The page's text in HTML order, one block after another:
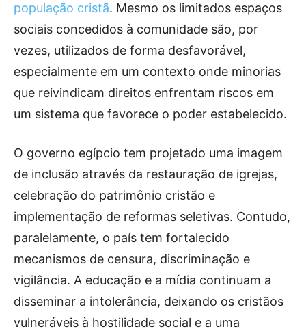
população cristã. Mesmo os limitados espaços
sociais concedidos à comunidade são, por
vezes, utilizados de forma desfavorável,
especialmente em um contexto onde minorias
que reivindicam direitos enfrentam riscos em
um sistema que favorece o poder estabelecido.
O governo egípcio tem projetado uma imagem
de inclusão através da restauração de igrejas,
celebração do patrimônio cristão e
implementação de reformas seletivas. Contudo,
paralelamente, o país tem fortalecido
mecanismos de censura, discriminação e
vigilância. A educação e a mídia continuam a
disseminar a intolerância, deixando os cristãos
vulneráveis à hostilidade social e a uma